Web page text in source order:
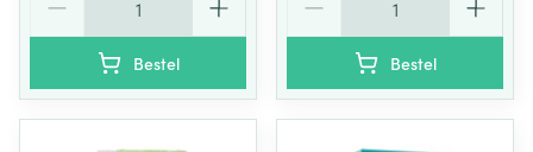
Bestel Bestel